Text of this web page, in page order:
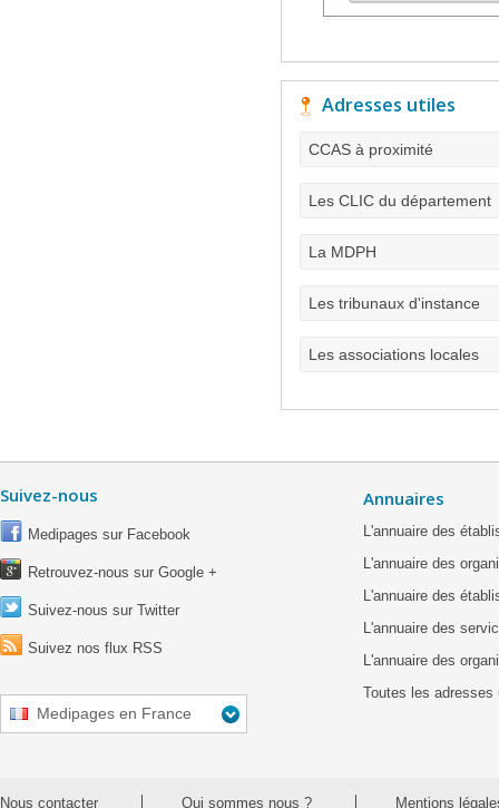
Adresses utiles
CCAS à proximité
Les CLIC du département
La MDPH
Les tribunaux d'instance
Les associations locales
Suivez-nous
Medipages sur Facebook
Retrouvez-nous sur Google +
Suivez-nous sur Twitter
Suivez nos flux RSS
Medipages en France
Annuaires
L'annuaire des
L'annuaire des
L'annuaire des
L'annuaire des
L'annuaire des
Toutes les adresses
Nous contacter Qui sommes nous ? Mentions